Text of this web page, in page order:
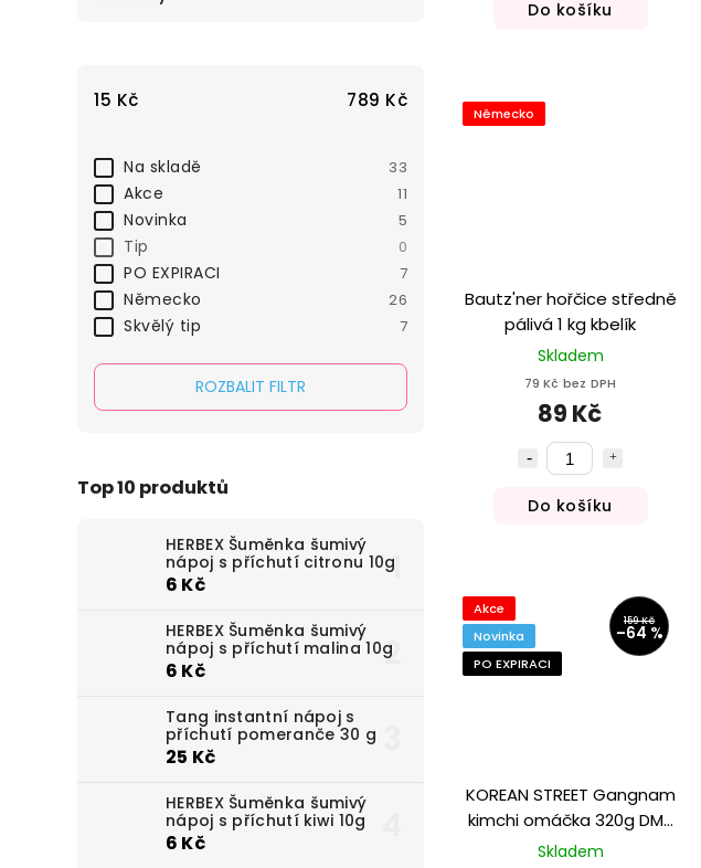
15 Kč 789 Kč
Na skladě 33
Akce 11
Novinka 5
Tip 0
PO EXPIRACI 7
Německo 26
Skvělý tip 7
ROZBALIT FILTR
Top 10 produktů
HERBEX Šuměnka šumivý
nápoj s příchutí citronu 10g
6 Kč
HERBEX Šuměnka šumivý
nápoj s příchutí malina 10g
6 Kč
Tang instantní nápoj s
příchutí pomeranče 30 g
25 Kč
HERBEX Šuměnka šumivý
nápoj s příchutí kiwi 10g
6 Kč
Do košíku
Německo
Bautz'ner hořčice středně
pálivá 1 kg kbelík
Skladem
79 Kč bez DPH
89 Kč
Do košíku
Akce
Novinka
PO EXPIRACI
159 Kč
–64 %
KOREAN STREET Gangnam
kimchi omáčka 320g DMT
6.7.2026
Skladem